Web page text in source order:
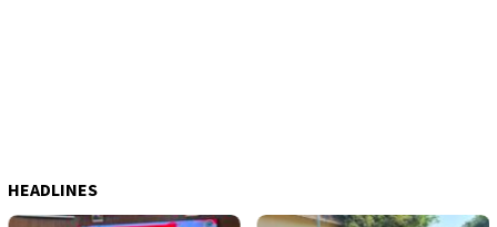
HEADLINES